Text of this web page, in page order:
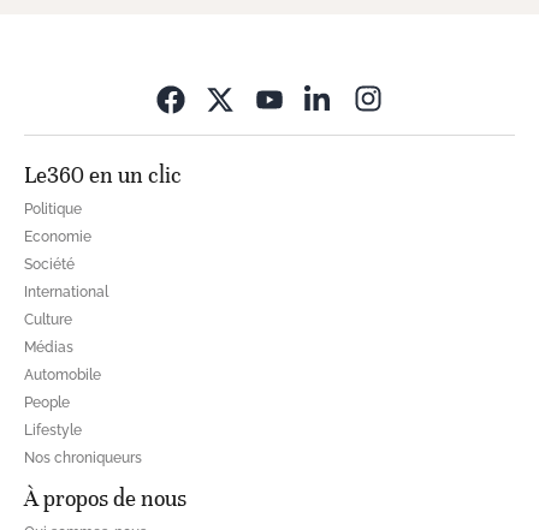
Le360 en un clic
Politique
Economie
Société
International
Culture
Médias
Automobile
People
Lifestyle
Nos chroniqueurs
À propos de nous